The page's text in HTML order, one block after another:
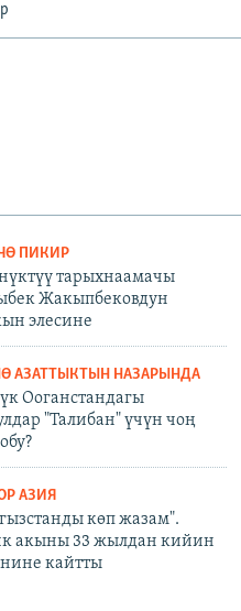
ПИКИР
тарыхнаамачы
Жакыпбековдун
элесине
АЗАТТЫКТЫН НАЗАРЫНДА
Ооганстандагы
"Талибан" үчүн чоң
АЗИЯ
көп жазам".
акыны 33 жылдан кийин
кайтты